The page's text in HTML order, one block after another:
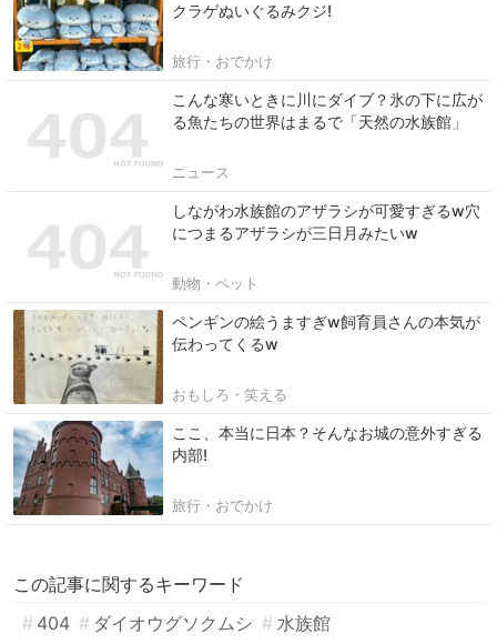
クラゲぬいぐるみクジ!
旅行・おでかけ
こんな寒いときに川にダイブ？氷の下に広が
る魚たちの世界はまるで「天然の水族館」
ニュース
しながわ水族館のアザラシが可愛すぎるw穴
につまるアザラシが三日月みたいw
動物・ペット
ペンギンの絵うますぎw飼育員さんの本気が
伝わってくるw
おもしろ・笑える
ここ、本当に日本？そんなお城の意外すぎる
内部!
旅行・おでかけ
この記事に関するキーワード
404
ダイオウグソクムシ 水族館